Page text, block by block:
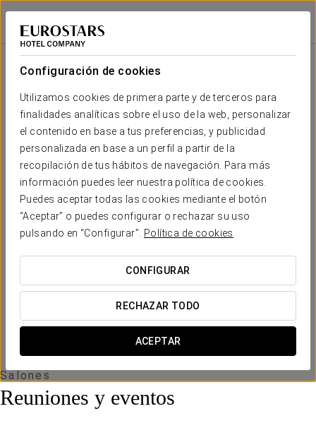
Configuración de cookies
Utilizamos cookies de primera parte y de terceros para
finalidades analíticas sobre el uso de la web, personalizar
el contenido en base a tus preferencias, y publicidad
personalizada en base a un perfil a partir de la
recopilación de tus hábitos de navegación. Para más
información puedes leer nuestra política de cookies.
Puedes aceptar todas las cookies mediante el botón
“Aceptar” o puedes configurar o rechazar su uso
pulsando en “Configurar”.
Política de cookies
CONFIGURAR
RECHAZAR TODO
ACEPTAR
Eurostars San Lázaro
SANTIAGO DE COMPOSTELA
Tu evento en
SOLICITAR PRESUPUESTO
Salones
Reuniones y eventos
Sala
U
Sala
Platerías
2
x m
altura
60 90 30 30 24 70
130 m 2
x m
altura
60 100 - - 24 -
Sala
Obradoiro